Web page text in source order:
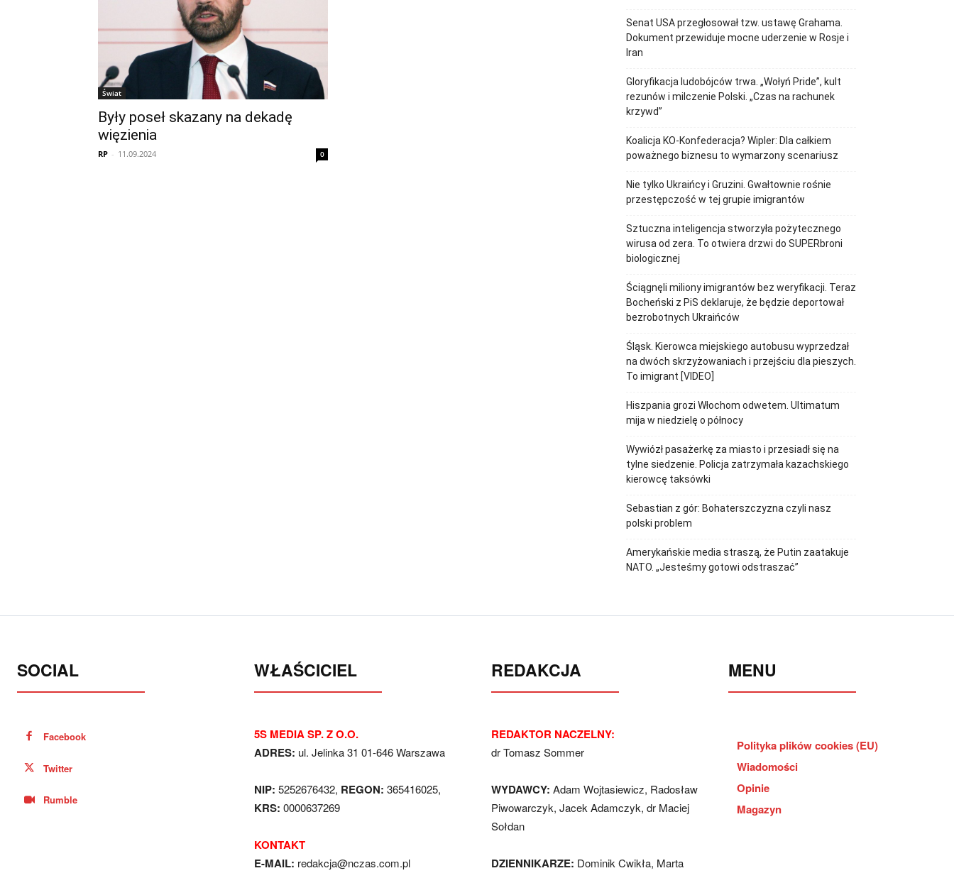
Świat
Były poseł skazany na dekadę
więzienia
RP - 11.09.2024 0
Senat USA przegłosował tzw. ustawę Grahama.
Dokument przewiduje mocne uderzenie w Rosje i
Iran
Gloryfikacja ludobójców trwa. „Wołyń Pride”, kult
rezunów i milczenie Polski. „Czas na rachunek
krzywd”
Koalicja KO-Konfederacja? Wipler: Dla całkiem
poważnego biznesu to wymarzony scenariusz
Nie tylko Ukraińcy i Gruzini. Gwałtownie rośnie
przestępczość w tej grupie imigrantów
Sztuczna inteligencja stworzyła pożytecznego
wirusa od zera. To otwiera drzwi do SUPERbroni
biologicznej
Ściągnęli miliony imigrantów bez weryfikacji. Teraz
Bocheński z PiS deklaruje, że będzie deportował
bezrobotnych Ukraińców
Śląsk. Kierowca miejskiego autobusu wyprzedzał
na dwóch skrzyżowaniach i przejściu dla pieszych.
To imigrant [VIDEO]
Hiszpania grozi Włochom odwetem. Ultimatum
mija w niedzielę o północy
Wywiózł pasażerkę za miasto i przesiadł się na
tylne siedzenie. Policja zatrzymała kazachskiego
kierowcę taksówki
Sebastian z gór: Bohaterszczyzna czyli nasz
polski problem
Amerykańskie media straszą, że Putin zaatakuje
NATO. „Jesteśmy gotowi odstraszać”
SOCIAL
Facebook
Twitter
Rumble
WŁAŚCICIEL
5S MEDIA SP. Z O.O.
ADRES: ul. Jelinka 31 01-646 Warszawa
NIP: 5252676432, REGON: 365416025,
KRS: 0000637269
KONTAKT
E-MAIL: redakcja@nczas.com.pl
REDAKCJA
REDAKTOR NACZELNY:
dr Tomasz Sommer
WYDAWCY: Adam Wojtasiewicz, Radosław
Piwowarczyk, Jacek Adamczyk, dr Maciej
Sołdan
DZIENNIKARZE: Dominik Cwikła, Marta
MENU
Polityka plików cookies (EU)
Wiadomości
Opinie
Magazyn